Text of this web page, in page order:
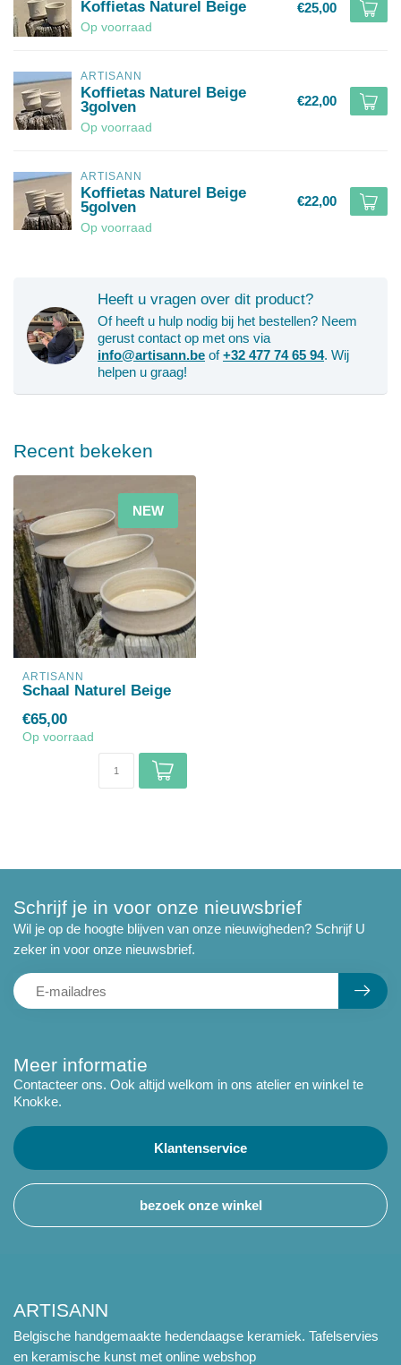
Koffietas Naturel Beige
Op voorraad
€25,00
ARTISANN
Koffietas Naturel Beige
3golven
Op voorraad
€22,00
ARTISANN
Koffietas Naturel Beige
5golven
Op voorraad
€22,00
Heeft u vragen over dit product?
Of heeft u hulp nodig bij het bestellen? Neem
gerust contact op met ons via
info@artisann.be of+32 477 74 65 94. Wij
helpen u graag!
Recent bekeken
NEW
ARTISANN
Schaal Naturel Beige
€65,00
Op voorraad
Meer informatie
Contacteer ons. Ook altijd welkom in ons atelier en winkel te
Knokke.
Klantenservice
bezoek onze winkel
Schrijf je in voor onze nieuwsbrief
Wil je op de hoogte blijven van onze nieuwigheden? Schrijf U
zeker in voor onze nieuwsbrief.
ARTISANN
Belgische handgemaakte hedendaagse keramiek. Tafelservies
en keramische kunst met online webshop